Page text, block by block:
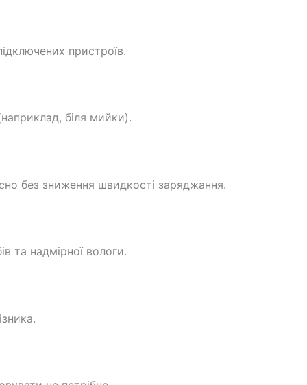
пристроїв.
біля мийки).
без зниження швидкості заряджання.
та надмірної вологи.